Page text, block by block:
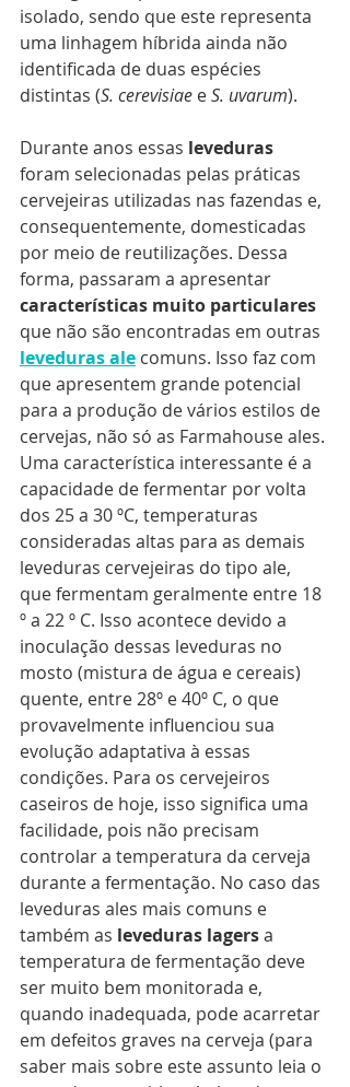
isolado, sendo que este representa
uma linhagem híbrida ainda não
identificada de duas espécies
distintas (S. cerevisiae e S. uvarum).
Durante anos essas leveduras
foram selecionadas pelas práticas
cervejeiras utilizadas nas fazendas e,
consequentemente, domesticadas
por meio de reutilizações. Dessa
forma, passaram a apresentar
características muito particulares
que não são encontradas em outras
leveduras ale comuns. Isso faz com
que apresentem grande potencial
para a produção de vários estilos de
cervejas, não só as Farmahouse ales.
Uma característica interessante é a
capacidade de fermentar por volta
dos 25 a 30 ºC, temperaturas
consideradas altas para as demais
leveduras cervejeiras do tipo ale,
que fermentam geralmente entre 18
º a 22 º C. Isso acontece devido a
inoculação dessas leveduras no
mosto (mistura de água e cereais)
quente, entre 28º e 40º C, o que
provavelmente influenciou sua
evolução adaptativa à essas
condições. Para os cervejeiros
caseiros de hoje, isso significa uma
facilidade, pois não precisam
controlar a temperatura da cerveja
durante a fermentação. No caso das
leveduras ales mais comuns e
também as leveduras lagers a
temperatura de fermentação deve
ser muito bem monitorada e,
quando inadequada, pode acarretar
em defeitos graves na cerveja (para
saber mais sobre este assunto leia o